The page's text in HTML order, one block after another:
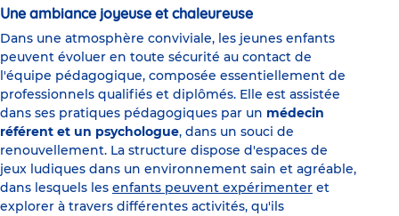
Une ambiance joyeuse et chaleureuse
Dans une atmosphère conviviale, les jeunes enfants
peuvent évoluer en toute sécurité au contact de
l'équipe pédagogique, composée essentiellement de
professionnels qualifiés et diplômés. Elle est assistée
dans ses pratiques pédagogiques par un médecin
référent et un psychologue, dans un souci de
renouvellement. La structure dispose d'espaces de
jeux ludiques dans un environnement sain et agréable,
dans lesquels les enfants peuvent expérimenter et
explorer à travers différentes activités, qu'ils